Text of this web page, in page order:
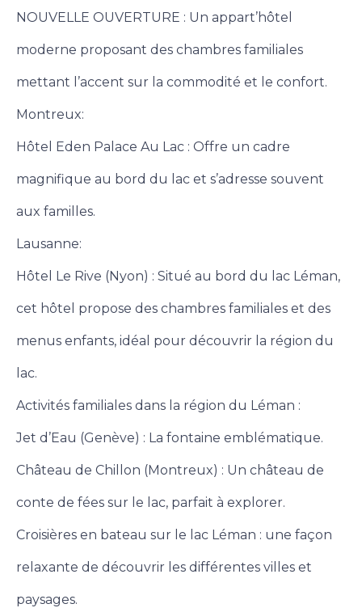
NOUVELLE OUVERTURE : Un appart’hôtel
moderne proposant des chambres familiales
mettant l’accent sur la commodité et le confort.
Montreux:
Hôtel Eden Palace Au Lac : Offre un cadre
magnifique au bord du lac et s’adresse souvent
aux familles.
Lausanne:
Hôtel Le Rive (Nyon) : Situé au bord du lac Léman,
cet hôtel propose des chambres familiales et des
menus enfants, idéal pour découvrir la région du
lac.
Activités familiales dans la région du Léman :
Jet d’Eau (Genève) : La fontaine emblématique.
Château de Chillon (Montreux) : Un château de
conte de fées sur le lac, parfait à explorer.
Croisières en bateau sur le lac Léman : une façon
relaxante de découvrir les différentes villes et
paysages.